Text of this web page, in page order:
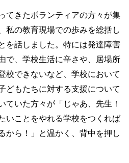
てきたボランティアの方々が集
私の教育現場での歩みを総括し
を話しました。特には発達障害
で、学校生活に辛さや、居場所
校できないなど、学校において
どもたちに対する支援について
ていた方々が「じゃあ、先生！
いことをやれる学校をつくれば
から！」と温かく、背中を押し